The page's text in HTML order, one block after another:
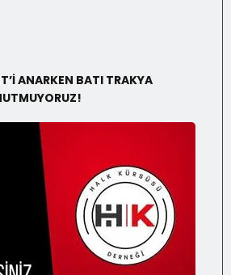
ANARKEN BATI TRAKYA